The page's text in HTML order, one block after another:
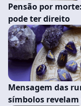
Pensão por
pode ter direito
Mensagem das
símbolos revelam